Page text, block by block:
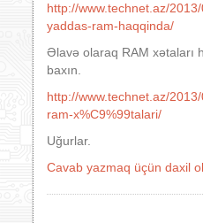
http://www.technet.az/
yaddas-ram-haqqinda/
Əlavə olaraq RAM xətaları
baxın.
http://www.technet.az/
ram-x%C9%99talari/
Uğurlar.
Cavab yazmaq üçün daxil